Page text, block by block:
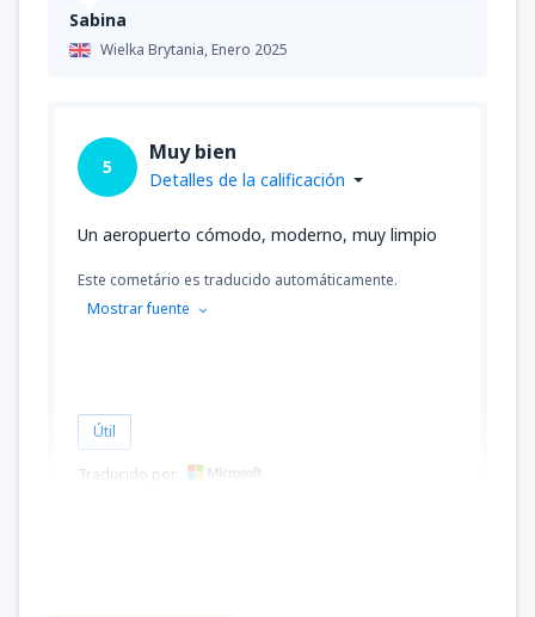
Sabina
Wielka Brytania,Enero 2025
5
Muy bien
Detalles de la calificación
Un aeropuerto cómodo, moderno, muy limpio
Este cometário es traducido automáticamente.
Mostrar fuente
Útil
Traducido por